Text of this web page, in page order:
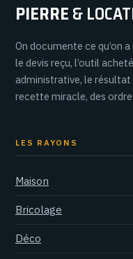
PIERRE&
On documente ce qu’on
le devis reçu, l’outil
administrative, le résultat
recette miracle, des
LES RAYONS
Maison
Bricolage
Déco